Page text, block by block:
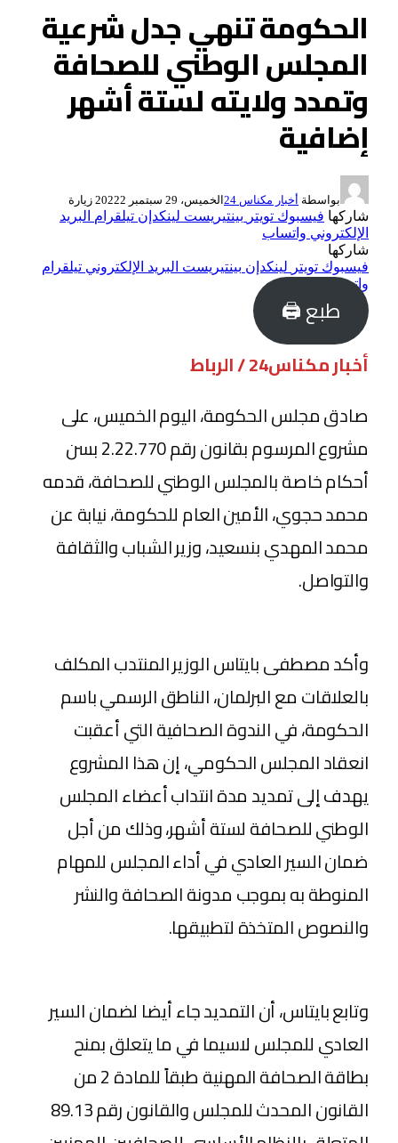
الحكومة تنهي جدل شرعية
المجلس الوطني للصحافة
وتمدد ولايته لستة أشهر
إضافية
بواسطة أخبار مكناس 24 الخميس، 29 سبتمبر 2022 2 زيارة
شاركها فيسبوك تويتر بينتيريست لينكدإن تيلقرام البريد
الإلكتروني واتساب
شاركها
فيسبوك تويتر لينكدإن بينتيريست البريد الإلكتروني تيلقرام
واتساب
طبع 🖨
أخبار مكناس24 / الرباط
صادق مجلس الحكومة، اليوم الخميس، على
مشروع المرسوم بقانون رقم 2.22.770 بسن
أحكام خاصة بالمجلس الوطني للصحافة، قدمه
محمد حجوي، الأمين العام للحكومة، نيابة عن
محمد المهدي بنسعيد، وزير الشباب والثقافة
والتواصل.
وأكد مصطفى بايتاس الوزير المنتدب المكلف
بالعلاقات مع البرلمان، الناطق الرسمي باسم
الحكومة، في الندوة الصحافية التي أعقبت
انعقاد المجلس الحكومي، إن هذا المشروع
يهدف إلى تمديد مدة انتداب أعضاء المجلس
الوطني للصحافة لستة أشهر، وذلك من أجل
ضمان السير العادي في أداء المجلس للمهام
المنوطة به بموجب مدونة الصحافة والنشر
والنصوص المتخذة لتطبيقها.
وتابع بايتاس، أن التمديد جاء أيضا لضمان السير
العادي للمجلس لاسيما في ما يتعلق بمنح
بطاقة الصحافة المهنية طبقاً للمادة 2 من
القانون المحدث للمجلس والقانون رقم 89.13